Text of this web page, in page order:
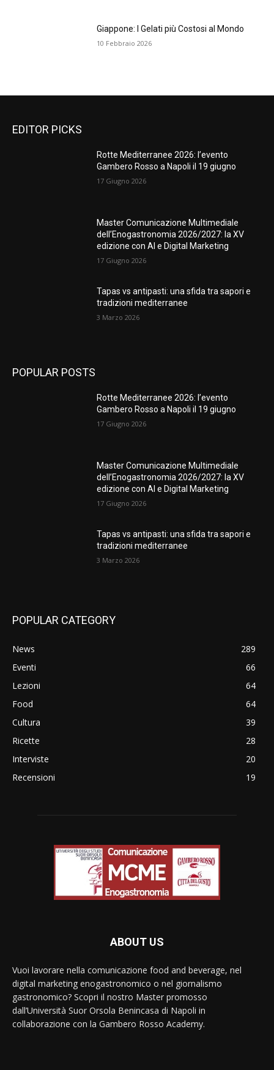
Giappone: I Gelati più Costosi al Mondo
10 Febbraio 2026
EDITOR PICKS
Rotte Mediterranee 2026: l’evento
Gambero Rosso a Napoli il 19 giugno
17 Giugno 2026
Master Comunicazione Multimediale
dell’Enogastronomia 2026/2027: la XV
edizione con AI e Digital Marketing
17 Giugno 2026
Tapas vs antipasti: una sfida tra sapori e
tradizioni mediterranee
3 Marzo 2026
POPULAR POSTS
Rotte Mediterranee 2026: l’evento
Gambero Rosso a Napoli il 19 giugno
17 Giugno 2026
Master Comunicazione Multimediale
dell’Enogastronomia 2026/2027: la XV
edizione con AI e Digital Marketing
17 Giugno 2026
Tapas vs antipasti: una sfida tra sapori e
tradizioni mediterranee
3 Marzo 2026
POPULAR CATEGORY
News
289
Eventi
66
Lezioni
64
Food
64
Cultura
39
Ricette
28
Interviste
20
Recensioni
19
ABOUT US
Vuoi lavorare nella comunicazione food and beverage, nel
digital marketing enogastronomico o nel giornalismo
gastronomico? Scopri il nostro Master promosso
dall’Università Suor Orsola Benincasa di Napoli in
collaborazione con la Gambero Rosso Academy.